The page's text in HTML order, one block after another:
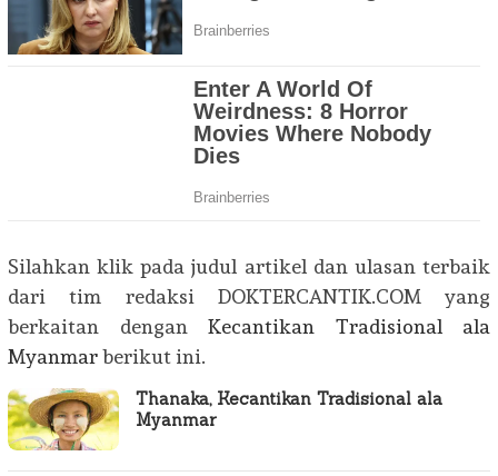
Silahkan klik pada judul artikel dan ulasan terbaik
dari tim redaksi DOKTERCANTIK.COM yang
berkaitan dengan Kecantikan Tradisional ala
Myanmarberikut ini.
Thanaka, Kecantikan Tradisional ala
Myanmar